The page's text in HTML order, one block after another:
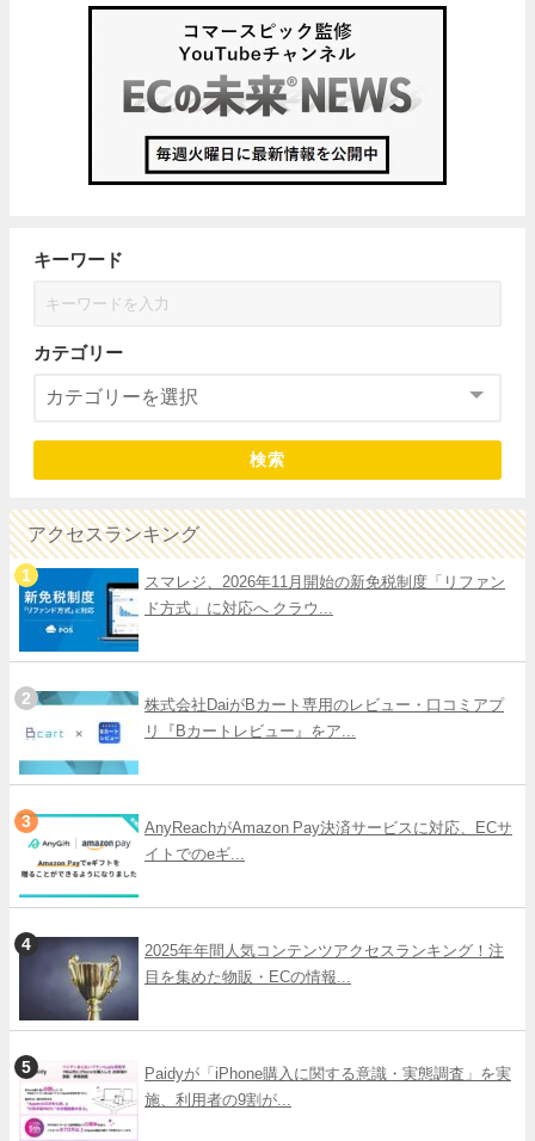
キーワード
カテゴリー
検索
アクセスランキング
スマレジ、2026年11月開始の新免税制度「リファン
ド方式」に対応へ クラウ...
株式会社DaiがBカート専用のレビュー・口コミアプ
リ『Bカートレビュー』をア...
AnyReachがAmazon Pay決済サービスに対応、ECサ
イトでのeギ...
2025年年間人気コンテンツアクセスランキング！注
目を集めた物販・ECの情報...
Paidyが「iPhone購入に関する意識・実態調査」を実
施、利用者の9割が...